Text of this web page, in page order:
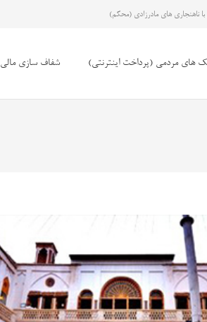
ناهنجاری های مادرزادی (محکم)
های مردمی (پرداخت اینترنتی) شفاف سازی مالی